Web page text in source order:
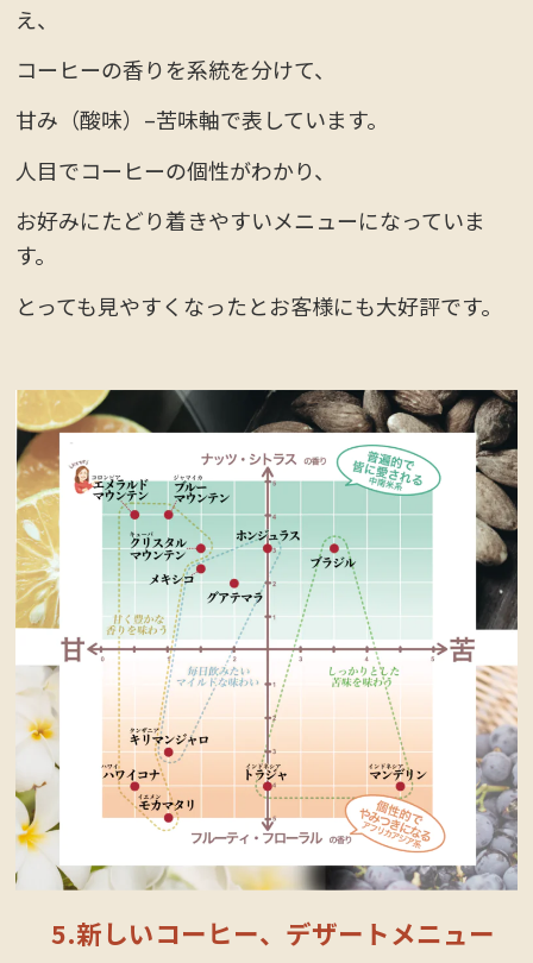
え、
コーヒーの香りを系統を分けて、
甘み（酸味）–苦味軸で表しています。
人目でコーヒーの個性がわかり、
お好みにたどり着きやすいメニューになっていま
す。
とっても見やすくなったとお客様にも大好評です。
5.新しいコーヒー、デザートメニュー